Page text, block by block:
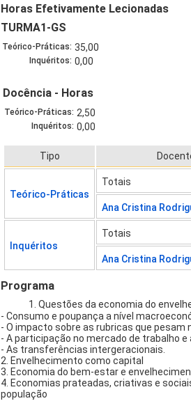
Horas Efetivamente Lecionadas
TURMA1-GS
Teórico-Práticas: 35,00
Inquéritos: 0,00
Docência - Horas
Teórico-Práticas: 2,50
Inquéritos: 0,00
Tipo
Teórico-Práticas
Totais
Ana Cristina
Inquéritos
Totais
Ana Cristina
Programa
1. Questões da economia do
- Consumo e poupança a nível
- O impacto sobre as rubricas que
- A participação no mercado de trabalho
- As transferências intergeracionais.
2. Envelhecimento como capital
3. Economia do bem-estar e
4. Economias prateadas, criativas e
população